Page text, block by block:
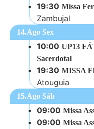
19:30 Missa
Zambujal
14.Ago Sex
10:00 UP13
Sacerdotal
19:30 MISSA
Atouguia
15.Ago Sáb
09:00 Missa
09:00 Missa